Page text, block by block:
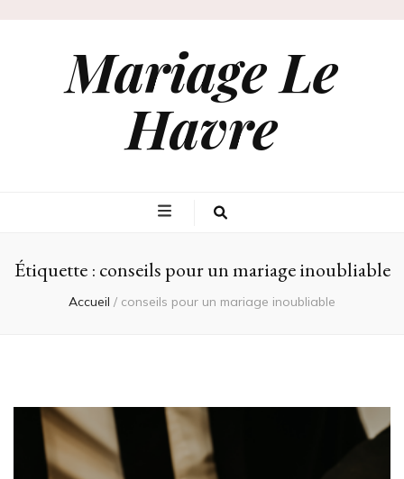
Mariage Le
Havre
Étiquette : conseils pour un mariage inoubliable
Accueil / conseils pour un mariage inoubliable